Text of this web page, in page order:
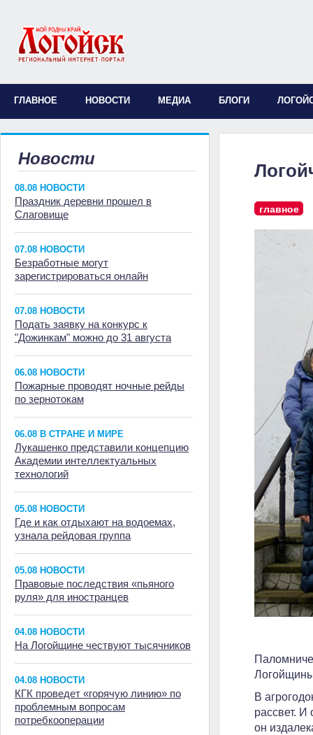
ГЛАВНОЕ НОВОСТИ МЕДИА БЛОГИ
Новости
08.08 НОВОСТИ
Праздник деревни прошел в
Слаговище
07.08 НОВОСТИ
Безработные могут
зарегистрироваться онлайн
07.08 НОВОСТИ
Подать заявку на конкурс к
"Дожинкам" можно до 31 августа
06.08 НОВОСТИ
Пожарные проводят ночные рейды
по зернотокам
06.08 В СТРАНЕ И МИРЕ
Лукашенко представили концепцию
Академии интеллектуальных
технологий
05.08 НОВОСТИ
Где и как отдыхают на водоемах,
узнала рейдовая группа
05.08 НОВОСТИ
Правовые последствия «пьяного
руля» для иностранцев
04.08 НОВОСТИ
На Логойщине чествуют тысячников
04.08 НОВОСТИ
КГК проведет «горячую линию» по
проблемным вопросам
потребкооперации
главное
В
рассвет. И
он